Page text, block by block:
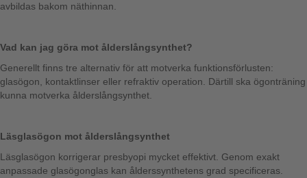
avbildas bakom näthinnan.
Vad kan jag göra mot ålderslångsynthet?
Generellt finns tre alternativ för att motverka funktionsförlusten:
glasögon, kontaktlinser eller refraktiv operation. Därtill ska ögonträning
kunna motverka ålderslångsynthet.
Läsglasögon mot ålderslångsynthet
Läsglasögon korrigerar presbyopi mycket effektivt. Genom exakt
anpassade glasögonglas kan ålderssynthetens grad specificeras.